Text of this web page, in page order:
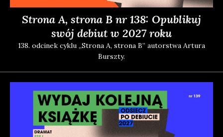
Strona A, strona B nr 138: Opublikuj
swój debiut w 2027 roku
138. odci­nek cyklu „Stro­na A, stro­na B” autor­stwa Artu­ra
Bursz­ty.